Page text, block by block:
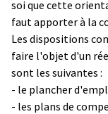
soi que cette
faut apporter à la
Les dispositions
faire l'objet d'un
sont les suivantes :
- le plancher
- les plans de